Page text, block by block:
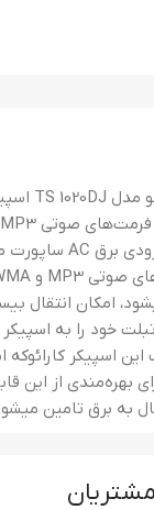
امکان انتقال
تبلت خود را به
اسپیکر
بهره‌مندی از
به برق تامین‌